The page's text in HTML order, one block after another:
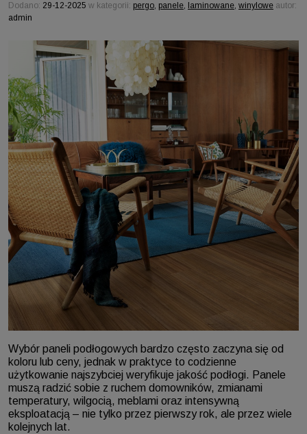
Dodano: 29-12-2025 w kategorii: pergo, panele, laminowane, winylowe autor:
admin
Wybór paneli podłogowych bardzo często zaczyna się od
koloru lub ceny, jednak w praktyce to codzienne
użytkowanie najszybciej weryfikuje jakość podłogi. Panele
muszą radzić sobie z ruchem domowników, zmianami
temperatury, wilgocią, meblami oraz intensywną
eksploatacją – nie tylko przez pierwszy rok, ale przez wiele
kolejnych lat.